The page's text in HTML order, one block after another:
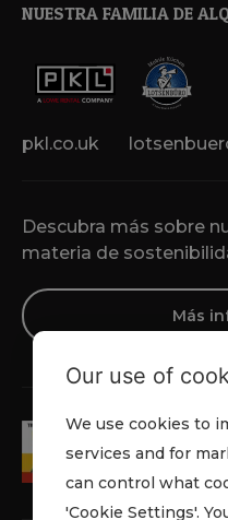
Descubra más sobre
materia de
Más
NUESTRA FAMILIA DE
pkl.co.uk
Our use of
We use cookies to
services and for
can control what
'Cookie Settings'.